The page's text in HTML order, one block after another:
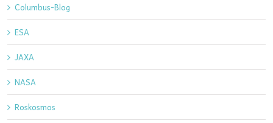
Columbus-Blog
ESA
JAXA
NASA
Roskosmos